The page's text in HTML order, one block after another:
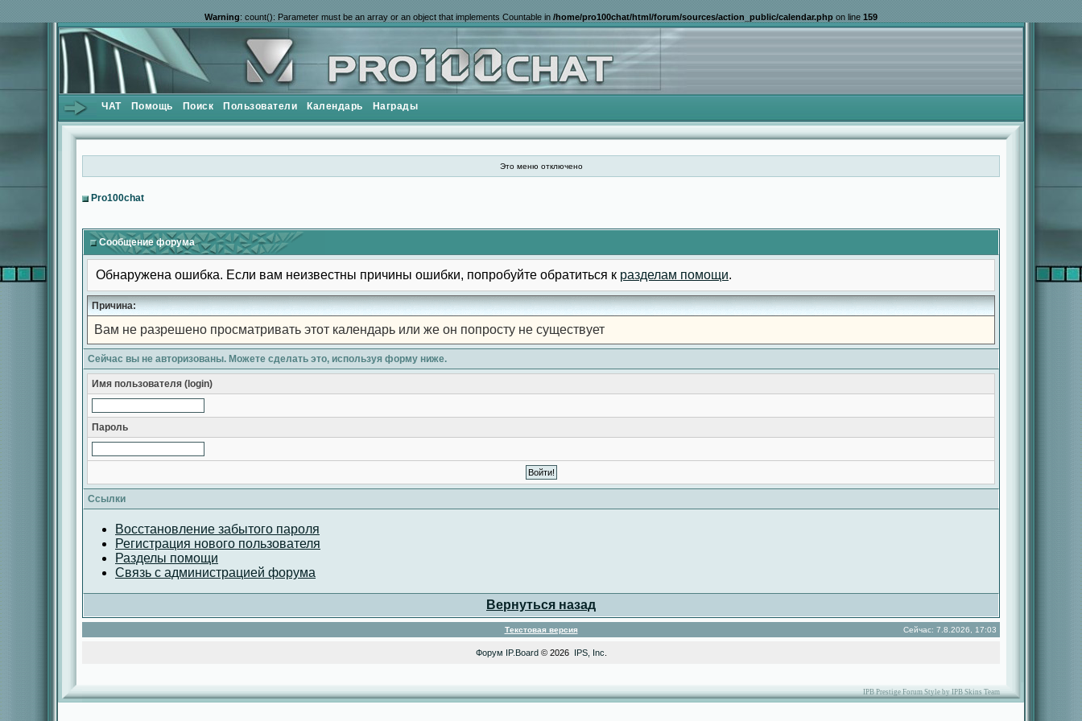
Warning: count(): Parameter must be an array or an object that implements Countable in/home/pro100chat/html/forum/sources/action_public/calendar.phpon line159
ЧАТ Помощь Поиск Пользователи Календарь Награды
Это меню отключено
Pro100chat
Сообщение форума
Обнаружена ошибка. Если вам неизвестны причины ошибки, попробуйте обратиться к разделам помощи.
Причина:
Вам не разрешено просматривать этот календарь или же он попросту не существует
Сейчас вы не авторизованы. Можете сделать это, используя форму ниже.
Имя пользователя (login)
Пароль
Ссылки
Восстановление забытого пароля
Регистрация нового пользователя
Разделы помощи
Связь с администрацией форума
Вернуться назад
Текстовая версия Сейчас: 7.8.2026, 17:03
Форум IP.Board© 2026 IPS, Inc
IPB Prestige Forum Style by IPB Skins Team